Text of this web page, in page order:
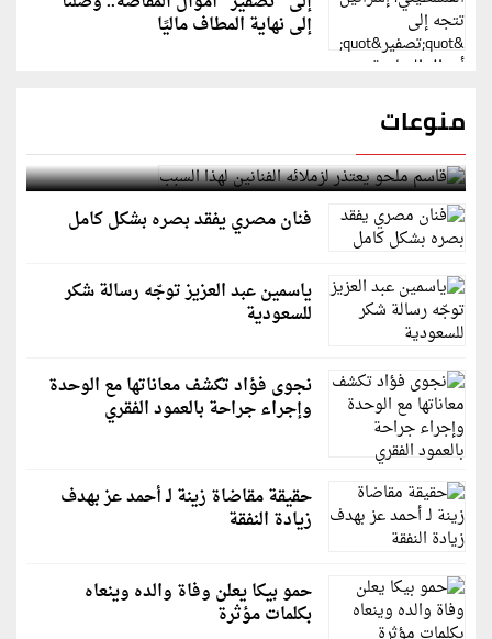
إلى نهاية المطاف ماليًا
منوعات
قاسم ملحو يعتذر لزملائه الفنانين لهذا السبب
فنان مصري يفقد بصره بشكل كامل
ياسمين عبد العزيز توجّه رسالة شكر
للسعودية
نجوى فؤاد تكشف معاناتها مع الوحدة
وإجراء جراحة بالعمود الفقري
حقيقة مقاضاة زينة لـ أحمد عز بهدف
زيادة النفقة
حمو بيكا يعلن وفاة والده وينعاه
بكلمات مؤثرة